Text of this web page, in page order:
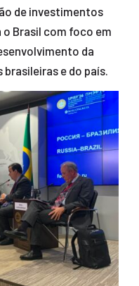
de investimentos
Brasil com foco em
da
e do país.